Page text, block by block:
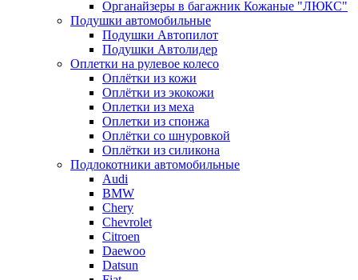
Органайзеры в багажник Кожаные "ЛЮКС"
Подушки автомобильные
Подушки Автопилот
Подушки Автолидер
Оплетки на рулевое колесо
Оплётки из кожи
Оплётки из экокожи
Оплетки из меха
Оплетки из спонжа
Оплётки со шнуровкой
Оплётки из силикона
Подлокотники автомобильные
Audi
BMW
Chery
Chevrolet
Citroen
Daewoo
Datsun